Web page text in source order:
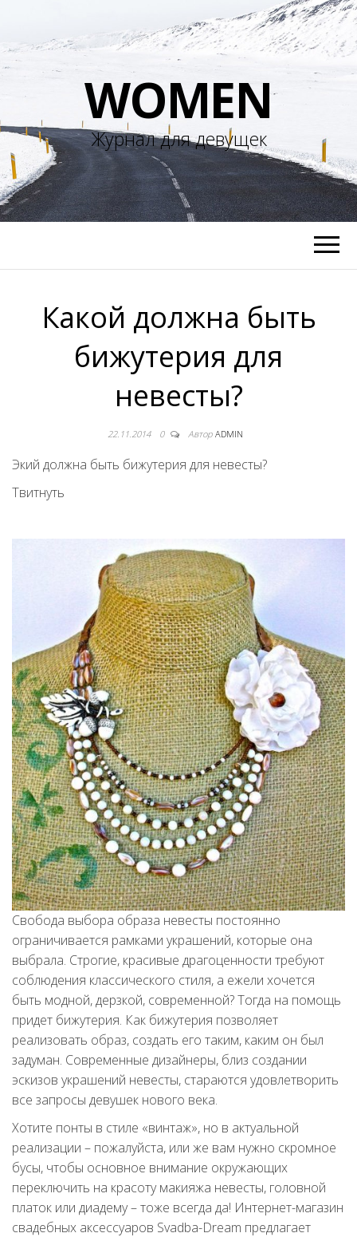
WOMEN
Журнал для девущек
Какой должна быть
бижутерия для
невесты?
22.11.2014 0 Автор ADMIN
Экий должна быть бижутерия для невесты?
Твитнуть
Свобода выбора образа невесты постоянно
ограничивается рамками украшений, которые она
выбрала. Строгие, красивые драгоценности требуют
соблюдения классического стиля, а ежели хочется
быть модной, дерзкой, современной? Тогда на помощь
придет бижутерия. Как бижутерия позволяет
реализовать образ, создать его таким, каким он был
задуман. Современные дизайнеры, близ создании
эскизов украшений невесты, стараются удовлетворить
все запросы девушек нового века.
Хотите понты в стиле «винтаж», но в актуальной
реализации – пожалуйста, или же вам нужно скромное
бусы, чтобы основное внимание окружающих
переключить на красоту макияжа невесты, головной
платок или диадему – тоже всегда да! Интернет-магазин
свадебных аксессуаров Svadba-Dream предлагает